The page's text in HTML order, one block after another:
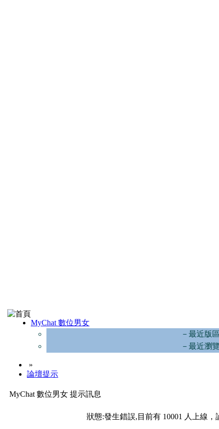
MyChat 數位男女
－最近版
－最近瀏
»
論壇提示
MyChat 數位男女 提示訊息
狀態:發生錯誤,目前有 10001 人上線